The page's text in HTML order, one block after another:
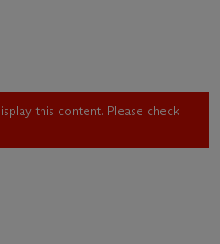
this content. Please check